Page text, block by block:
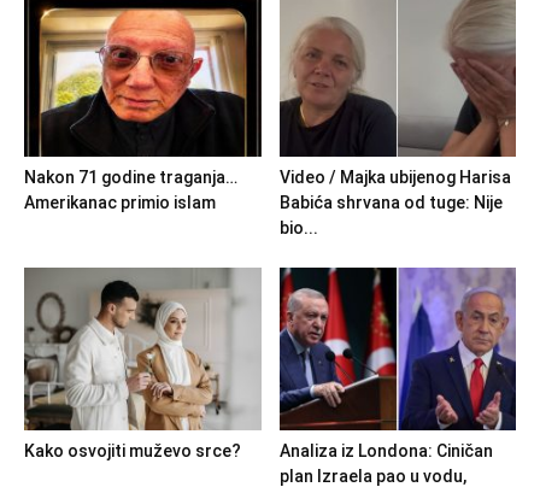
Nakon 71 godine traganja…
Amerikanac primio islam
Video / Majka ubijenog Harisa
Babića shrvana od tuge: Nije
bio...
Kako osvojiti muževo srce?
Analiza iz Londona: Ciničan
plan Izraela pao u vodu,